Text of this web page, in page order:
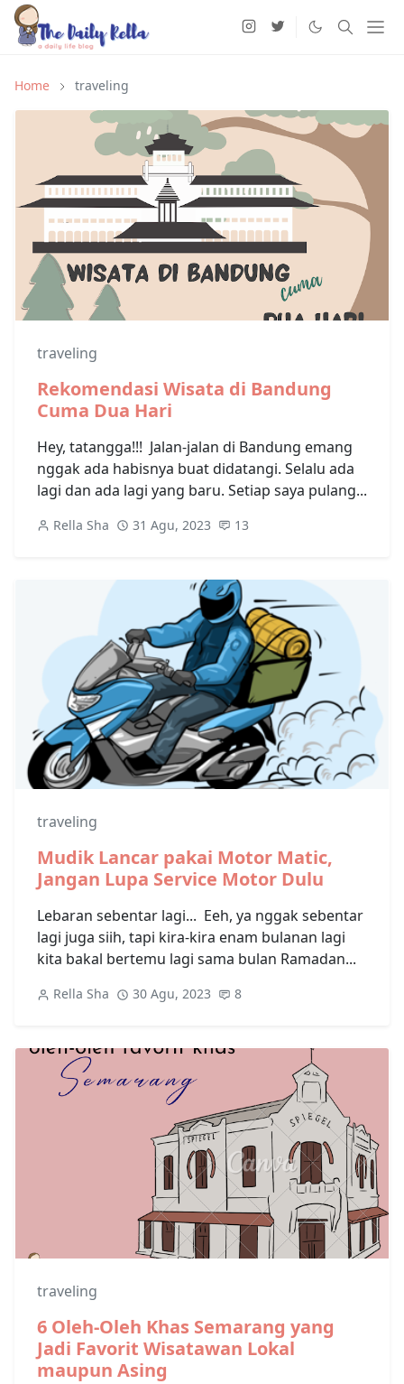
Home traveling
traveling
Rekomendasi Wisata di Bandung
Cuma Dua Hari
Hey, tatangga!!! Jalan-jalan di Bandung emang
nggak ada habisnya buat didatangi. Selalu ada
lagi dan ada lagi yang baru. Setiap saya pulang...
Rella Sha 31 Agu, 2023 13
traveling
Mudik Lancar pakai Motor Matic,
Jangan Lupa Service Motor Dulu
Lebaran sebentar lagi... Eeh, ya nggak sebentar
lagi juga siih, tapi kira-kira enam bulanan lagi
kita bakal bertemu lagi sama bulan Ramadan...
Rella Sha 30 Agu, 2023 8
traveling
6 Oleh-Oleh Khas Semarang yang
Jadi Favorit Wisatawan Lokal
maupun Asing